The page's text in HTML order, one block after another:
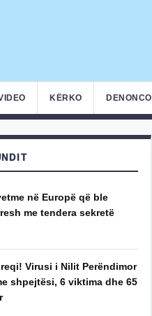
KËRKO DENONCO
në Europë që ble
me tendera sekretë
Virusi i Nilit Perëndimor
shpejtësi, 6 viktima dhe 65